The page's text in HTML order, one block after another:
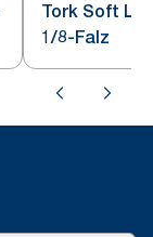
Tork Soft
1/8-Falz